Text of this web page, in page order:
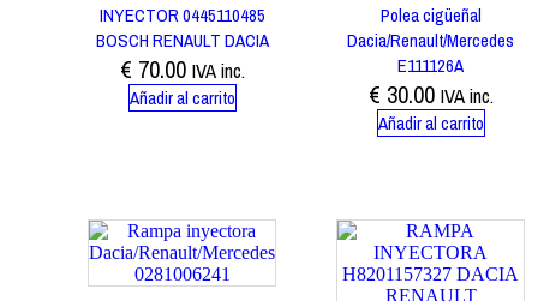
INYECTOR 0445110485
BOSCH RENAULT DACIA
€ 70.00 IVA inc.
Añadir al carrito
Polea cigüeñal
Dacia/Renault/Mercedes
E111126A
€ 30.00 IVA inc.
Añadir al carrito